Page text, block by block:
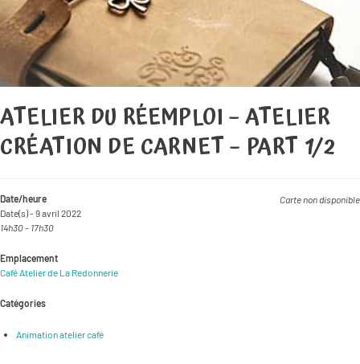
ATELIER DU RÉEMPLOI – ATELIER
CRÉATION DE CARNET – PART 1/2
Carte non disponible
Date/heure
Date(s) - 9 avril 2022
14h30 - 17h30
Emplacement
Café Atelier de La Redonnerie
Catégories
Animation atelier café